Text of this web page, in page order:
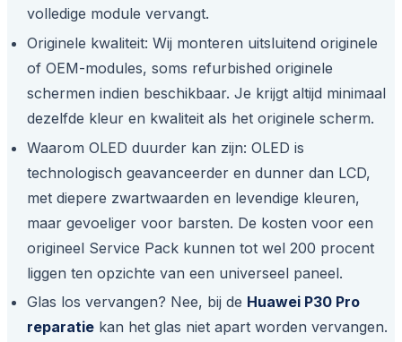
volledige module vervangt.
Originele kwaliteit: Wij monteren uitsluitend originele
of OEM-modules, soms refurbished originele
schermen indien beschikbaar. Je krijgt altijd minimaal
dezelfde kleur en kwaliteit als het originele scherm.
Waarom OLED duurder kan zijn: OLED is
technologisch geavanceerder en dunner dan LCD,
met diepere zwartwaarden en levendige kleuren,
maar gevoeliger voor barsten. De kosten voor een
origineel Service Pack kunnen tot wel 200 procent
liggen ten opzichte van een universeel paneel.
Glas los vervangen? Nee, bij de Huawei P30 Pro
reparatie kan het glas niet apart worden vervangen.